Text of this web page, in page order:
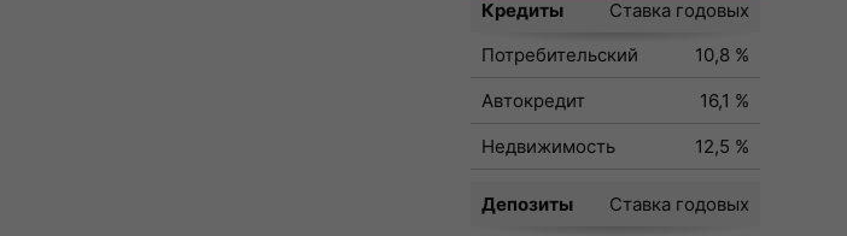
Кредиты
Ставка годовых
Потребительский
10,8 %
Автокредит
16,1 %
Недвижимость
12,5 %
Депозиты
Ставка годовых